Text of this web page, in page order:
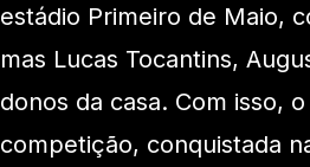
estádio Primeiro de Maio,
mas Lucas Tocantins,
donos da casa. Com isso,
competição, conquistada